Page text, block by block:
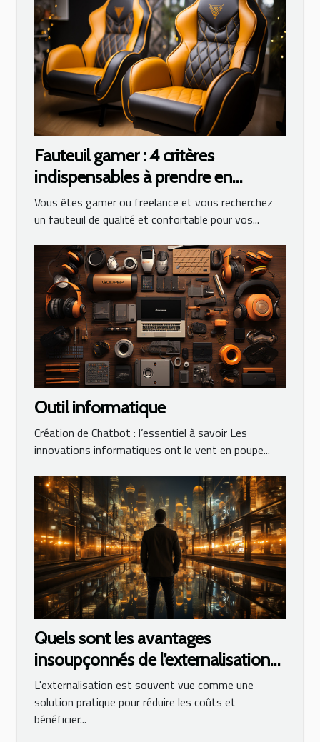
Fauteuil gamer : 4 critères
indispensables à prendre en
compte lors de son choix
Vous êtes gamer ou freelance et vous recherchez
un fauteuil de qualité et confortable pour vos...
Outil informatique
Création de Chatbot : l’essentiel à savoir Les
innovations informatiques ont le vent en poupe...
Quels sont les avantages
insoupçonnés de l’externalisation
au sein de l’industrie ?
L'externalisation est souvent vue comme une
solution pratique pour réduire les coûts et
bénéficier...